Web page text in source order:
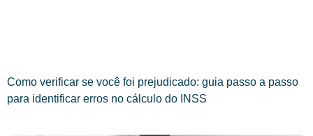
Como verificar se você foi prejudicado: guia passo a passo
para identificar erros no cálculo do INSS